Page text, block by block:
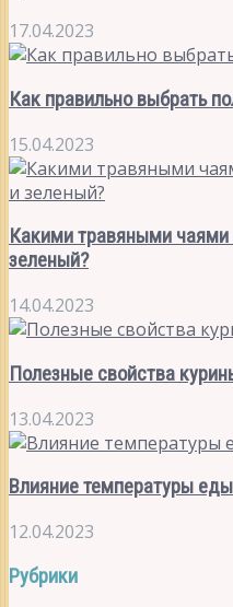
17.04.2023
Как правильно выбрать
15.04.2023
Какими травяными
зеленый?
14.04.2023
Полезные свойства
13.04.2023
Влияние температуры
12.04.2023
Рубрики